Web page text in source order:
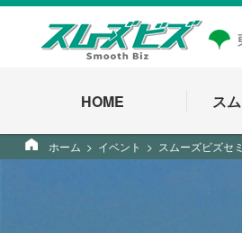
HOME ス
ホーム イベント スムーズビズセ